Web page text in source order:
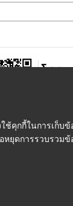
คุกกี้ในการเ
หยุดการรวบรวม